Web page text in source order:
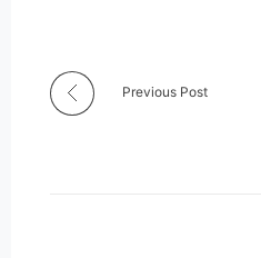
Previous Post